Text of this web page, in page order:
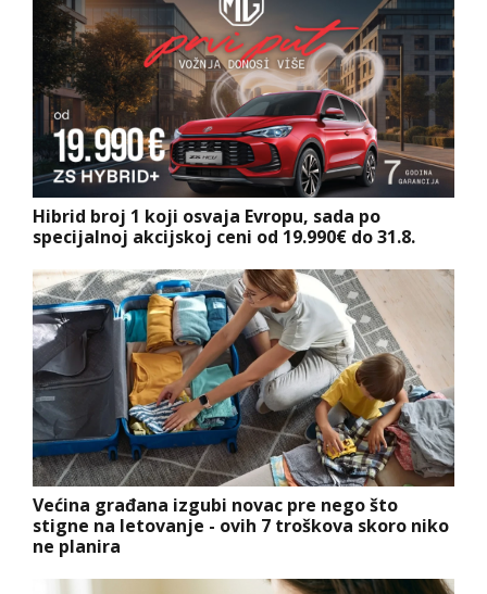
Hibrid broj 1 koji osvaja Evropu, sada po
specijalnoj akcijskoj ceni od 19.990€ do 31.8.
Većina građana izgubi novac pre nego što
stigne na letovanje - ovih 7 troškova skoro niko
ne planira